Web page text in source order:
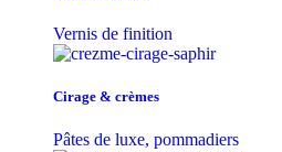
Vernis de finition
Cirage & crèmes
Pâtes de luxe, pommadiers